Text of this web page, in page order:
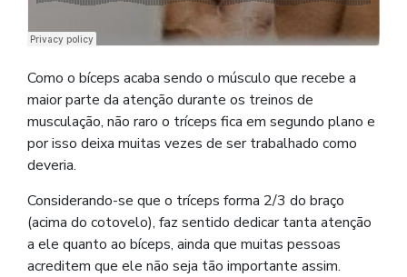
Como o bíceps acaba sendo o músculo que recebe a
maior parte da atenção durante os treinos de
musculação, não raro o tríceps fica em segundo plano e
por isso deixa muitas vezes de ser trabalhado como
deveria.
Considerando-se que o tríceps forma 2/3 do braço
(acima do cotovelo), faz sentido dedicar tanta atenção
a ele quanto ao bíceps, ainda que muitas pessoas
acreditem que ele não seja tão importante assim.